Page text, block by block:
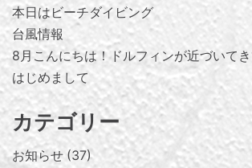
本日はビーチダイビング
台風情報
8月こんにちは！ドルフィンが近づいてき
はじめまして
カテゴリー
お知らせ 37